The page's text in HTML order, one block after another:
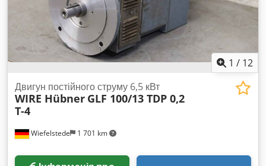
1 / 12
Wiefelstede 1 701 km
Двигун постійного струму 6,5 кВт
WIRE Hübner GLF 100/13 TDP 0,2
T-4